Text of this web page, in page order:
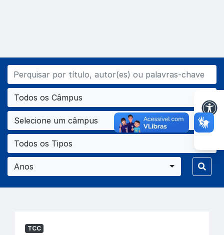
Todos os Câmpus
Selecione um câmpus
Todos os Tipos
Anos
TCC